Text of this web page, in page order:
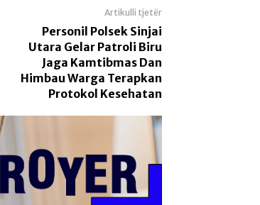
Artikulli tjetër
Personil Polsek Sinjai
Utara Gelar Patroli Biru
Jaga Kamtibmas Dan
Himbau Warga Terapkan
Protokol Kesehatan